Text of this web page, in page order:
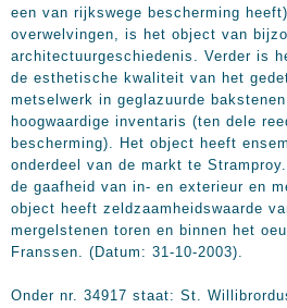
een van rijkswege bescherming
overwelvingen, is het object van
architectuurgeschiedenis. Verder is
de esthetische kwaliteit van het
metselwerk in geglazuurde
hoogwaardige inventaris (ten dele
bescherming). Het object heeft
onderdeel van de markt te
de gaafheid van in- en exterieur en
object heeft zeldzaamheidswaarde
mergelstenen toren en binnen het
Franssen. (Datum: 31-10-2003).
Onder nr. 34917 staat: St.